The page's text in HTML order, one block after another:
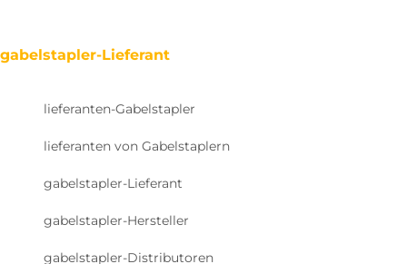
gabelstapler-Lieferant
lieferanten-Gabelstapler
lieferanten von Gabelstaplern
gabelstapler-Lieferant
gabelstapler-Hersteller
gabelstapler-Distributoren